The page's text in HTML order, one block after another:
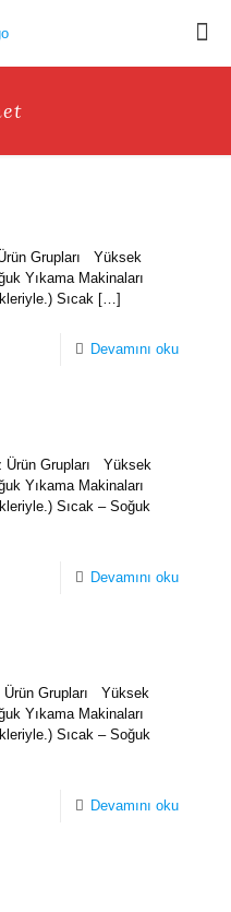
Ürün Grupları Yüksek
Yıkama Makinaları
Sıcak […]
Devamını oku
Ürün Grupları Yüksek
Yıkama Makinaları
Sıcak – Soğuk
Devamını oku
Ürün Grupları Yüksek
Yıkama Makinaları
Sıcak – Soğuk
Devamını oku